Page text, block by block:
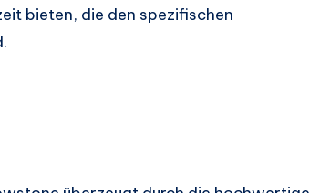
bieten, die den spezifischen